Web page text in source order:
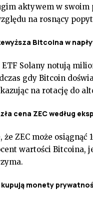
aktywem w swoim
na rosnący
Bitcoina w
Solany notują
gdy Bitcoin
na rotację do
cena ZEC według
ZEC może osiągnąć
wartości Bitcoina,
monety